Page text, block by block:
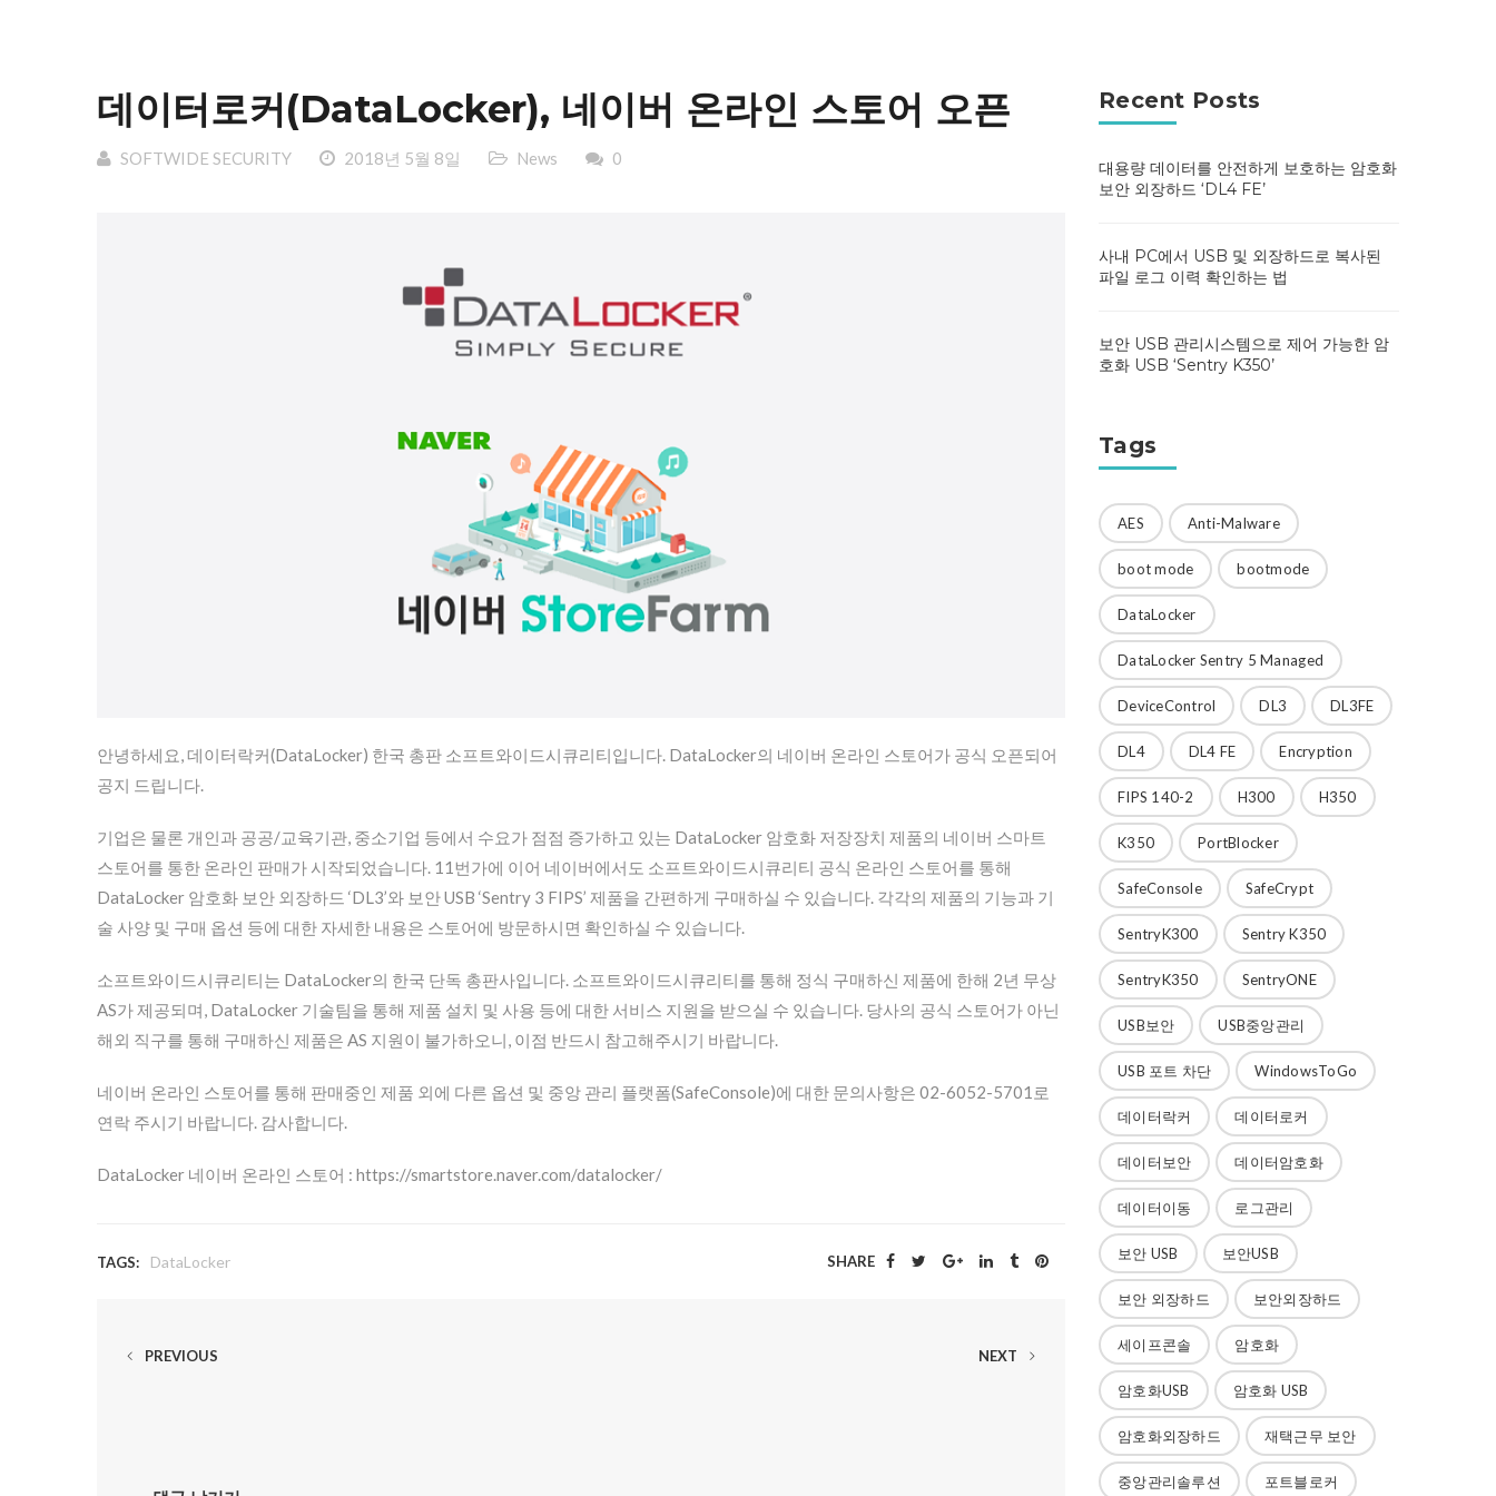
데이터로커(DataLocker), 네이버 온라인 스토어 오픈
SOFTWIDE SECURITY 2018년 5월 8일 News 0
안녕하세요, 데이터락커(DataLocker) 한국 총판 소프트와이드시큐리티입니다. DataLocker의 네이버 온라인 스토어가 공식 오픈되어
공지 드립니다.
기업은 물론 개인과 공공/교육기관, 중소기업 등에서 수요가 점점 증가하고 있는 DataLocker 암호화 저장장치 제품의 네이버 스마트
스토어를 통한 온라인 판매가 시작되었습니다. 11번가에 이어 네이버에서도 소프트와이드시큐리티 공식 온라인 스토어를 통해
DataLocker 암호화 보안 외장하드 ‘DL3’와 보안 USB ‘Sentry 3 FIPS’ 제품을 간편하게 구매하실 수 있습니다. 각각의 제품의 기능과 기
술 사양 및 구매 옵션 등에 대한 자세한 내용은 스토어에 방문하시면 확인하실 수 있습니다.
소프트와이드시큐리티는 DataLocker의 한국 단독 총판사입니다. 소프트와이드시큐리티를 통해 정식 구매하신 제품에 한해 2년 무상
AS가 제공되며, DataLocker 기술팀을 통해 제품 설치 및 사용 등에 대한 서비스 지원을 받으실 수 있습니다. 당사의 공식 스토어가 아닌
해외 직구를 통해 구매하신 제품은 AS 지원이 불가하오니, 이점 반드시 참고해주시기 바랍니다.
네이버 온라인 스토어를 통해 판매중인 제품 외에 다른 옵션 및 중앙 관리 플랫폼(SafeConsole)에 대한 문의사항은 02-6052-5701로
연락 주시기 바랍니다. 감사합니다.
DataLocker 네이버 온라인 스토어 : https://smartstore.naver.com/datalocker/
TAGS: DataLocker SHARE
PREVIOUS NEXT
Recent Posts
대용량 데이터를 안전하게 보호하는 암호화
보안 외장하드 ‘DL4 FE’
사내 PC에서 USB 및 외장하드로 복사된
파일 로그 이력 확인하는 법
보안 USB 관리시스템으로 제어 가능한 암
호화 USB ‘Sentry K350’
Tags
AES Anti-Malware
boot mode bootmode
DataLocker
DataLocker Sentry 5 Managed
DeviceControl DL3 DL3FE
DL4 DL4 FE Encryption
FIPS 140-2 H300 H350
K350 PortBlocker
SafeConsole SafeCrypt
SentryK300 Sentry K350
SentryK350 SentryONE
USB보안 USB중앙관리
USB 포트 차단 WindowsToGo
데이터락커 데이터로커
데이터보안 데이터암호화
데이터이동 로그관리
보안 USB 보안USB
보안 외장하드 보안외장하드
세이프콘솔 암호화
암호화USB 암호화 USB
암호화외장하드 재택근무 보안
중앙관리솔루션 포트블로커